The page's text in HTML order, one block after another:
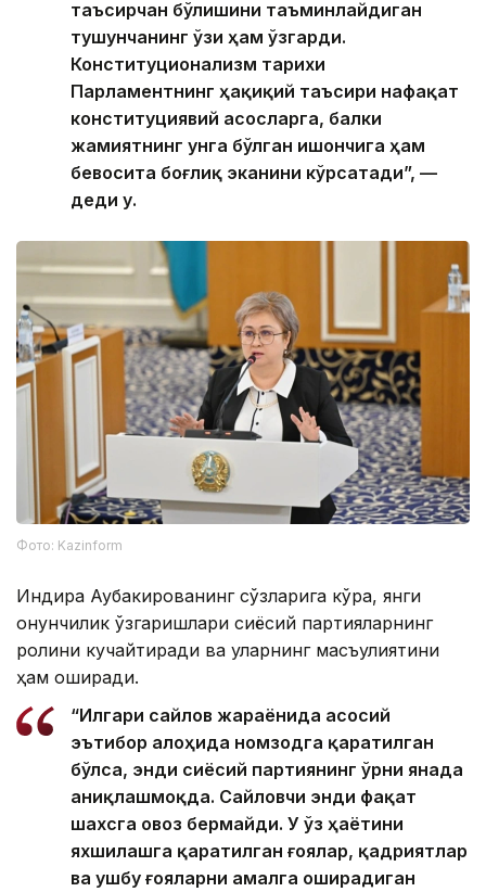
таъсирчан бўлишини таъминлайдиган
тушунчанинг ўзи ҳам ўзгарди.
Конституционализм тарихи
Парламентнинг ҳақиқий таъсири нафақат
конституциявий асосларга, балки
жамиятнинг унга бўлган ишончига ҳам
бевосита боғлиқ эканини кўрсатади”, —
деди у.
Фото: Kazinform
Индира Аубакированинг сўзларига кўра, янги
қонунчилик ўзгаришлари сиёсий партияларнинг
ролини кучайтиради ва уларнинг масъулиятини
ҳам оширади.
“Илгари сайлов жараёнида асосий
эътибор алоҳида номзодга қаратилган
бўлса, энди сиёсий партиянинг ўрни янада
аниқлашмоқда. Сайловчи энди фақат
шахсга овоз бермайди. У ўз ҳаётини
яхшилашга қаратилган ғоялар, қадриятлар
ва ушбу ғояларни амалга оширадиган